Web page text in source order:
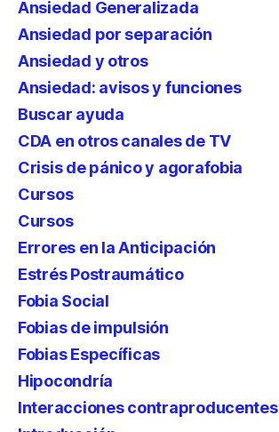
Ansiedad Generalizada
Ansiedad por separación
Ansiedad y otros
Ansiedad: avisos y funciones
Buscar ayuda
CDA en otros canales de TV
Crisis de pánico y agorafobia
Cursos
Cursos
Errores en la Anticipación
Estrés Postraumático
Fobia Social
Fobias de impulsión
Fobias Específicas
Hipocondría
Interacciones contraproducentes